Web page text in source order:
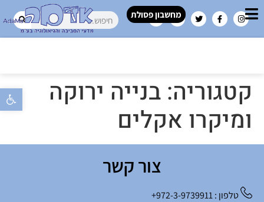
פתח
מחשבון פסולת
קטגוריה: בנייה ירוקה
ומיקרו אקלים
צור קשר
טלפון : 972-3-9739911+